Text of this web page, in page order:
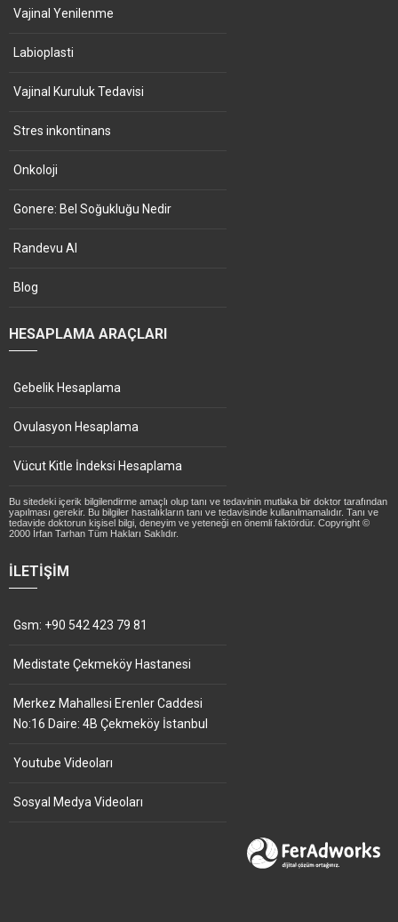
Vajinal Yenilenme
Labioplasti
Vajinal Kuruluk Tedavisi
Stres inkontinans
Onkoloji
Gonere: Bel Soğukluğu Nedir
Randevu Al
Blog
HESAPLAMA ARAÇLARI
Gebelik Hesaplama
Ovulasyon Hesaplama
Vücut Kitle İndeksi Hesaplama
Bu sitedeki içerik bilgilendirme amaçlı olup tanı ve tedavinin mutlaka bir doktor tarafından
yapılması gerekir. Bu bilgiler hastalıkların tanı ve tedavisinde kullanılmamalıdır. Tanı ve
tedavide doktorun kişisel bilgi, deneyim ve yeteneği en önemli faktördür. Copyright ©
2000 İrfan Tarhan Tüm Hakları Saklıdır.
İLETIŞIM
Gsm: +90 542 423 79 81
Medistate Çekmeköy Hastanesi
Merkez Mahallesi Erenler Caddesi
No:16 Daire: 4B Çekmeköy İstanbul
Youtube Videoları
Sosyal Medya Videoları